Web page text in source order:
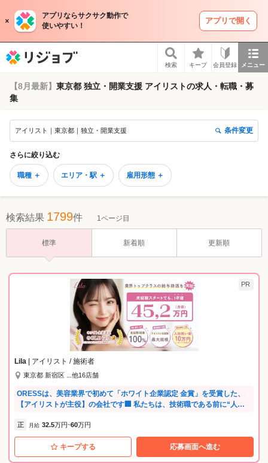
アプリならサクサク動作で
使いやすい！
アプリで開く
検索 キープ 会員登録 メニュー
【8月最新】 東京都 独立・開業支援 アイリストの求人・転職・募
集
アイリスト｜東京都｜独立・開業支援 条件変更
さらに絞り込む
職種 ＋ エリア・駅 ＋ 雇用形態 ＋
検索結果 1799件 1ページ目
標準 新着順 更新順
PR
Lila | アイリスト / 施術者
東京都 新宿区 ...他16店舗
ORESSは、美容業界で初めて「ホワイト企業認定 金賞」を受賞した、
【アイリストが主役】の会社です🏢 私たちは、技術職である前に“人を
を持って働ける環境を本気で追求してきました🔍 ＼未経験でもデビュー
後月給32.5万円（管理美容師は34.5万円）／ 「収入が不安…」「経験が
ない…」そんな方も大丈夫。ORESSでは、業界最長クラスの【1ヶ月間
の営業内研修】を完備。全国の研修所には、アイリスト経験者の専任講
正 月給 32.5万円~60万円
キープする 応募画面へ進む